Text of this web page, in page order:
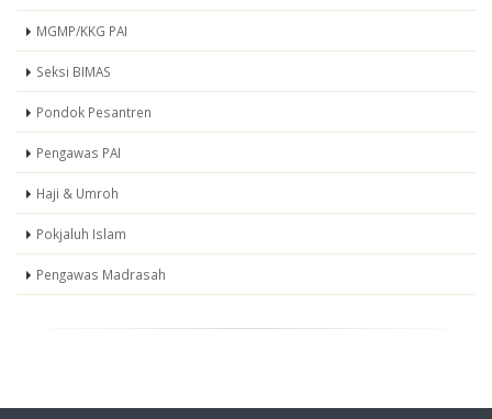
MGMP/KKG PAI
Seksi BIMAS
Pondok Pesantren
Pengawas PAI
Haji & Umroh
Pokjaluh Islam
Pengawas Madrasah